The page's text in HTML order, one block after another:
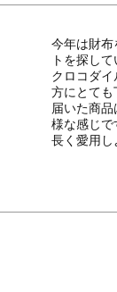
今年は財布
トを探し
クロコダ
方にとても
届いた商
様な感じで
長く愛用し